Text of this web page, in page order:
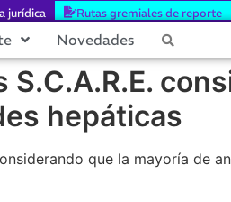
jurídica Rutas gremiales de reporte
Novedades
hepáticas
que la mayoría de